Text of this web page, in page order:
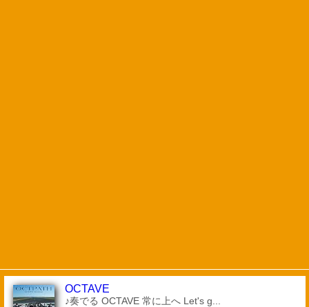
OCTAVE
♪奏でる OCTAVE 常に上へ Let's g...